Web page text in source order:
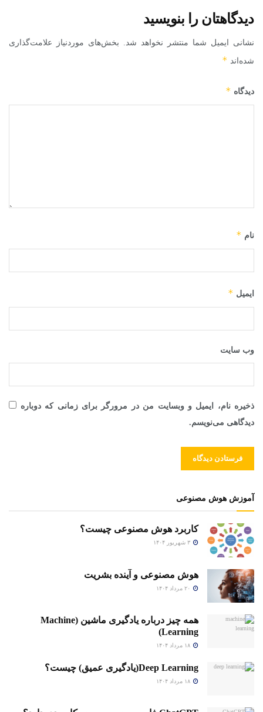
دیدگاهتان را بنویسید
نشانی ایمیل شما منتشر نخواهد شد. بخش‌های موردنیاز علامت‌گذاری
شده‌اند *
دیدگاه *
نام *
ایمیل *
وب‌ سایت
ذخیره نام، ایمیل و وبسایت من در مرورگر برای زمانی که دوباره
دیدگاهی می‌نویسم.
آموزش هوش مصنوعی
کاربرد هوش مصنوعی چیست؟
هوش مصنوعی و آینده بشریت
همه چیز درباره یادگیری ماشین (Machine
Learning)
Deep Learning(یادگیری عمیق) چیست؟